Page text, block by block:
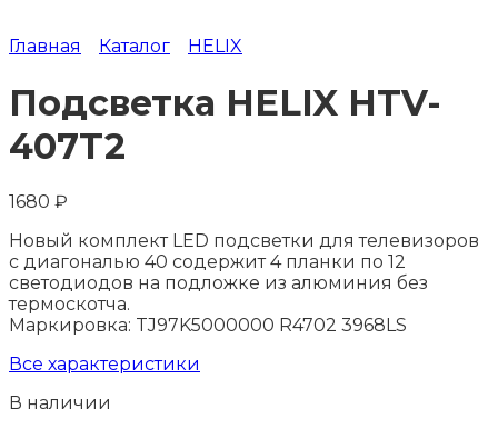
Главная Каталог HELIX
Подсветка HELIX HTV-
407T2
1680 ₽
Новый комплект LED подсветки для телевизоров
с диагональю 40 содержит 4 планки по 12
светодиодов на подложке из алюминия без
термоскотча.
Маркировка: TJ97K5000000 R4702 3968LS
Все характеристики
В наличии